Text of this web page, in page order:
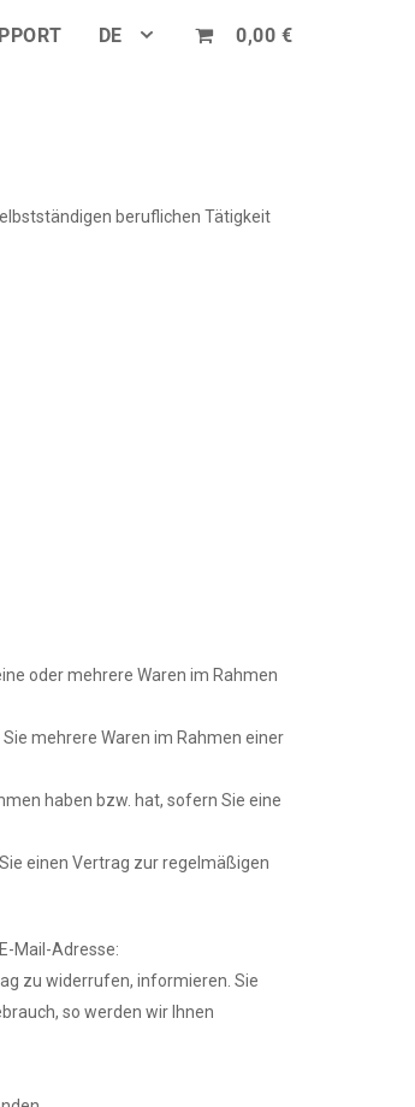
DE 0,00 €
beruflichen Tätigkeit
oder mehrere Waren im Rahmen
mehrere Waren im Rahmen einer
haben bzw. hat, sofern Sie eine
einen Vertrag zur regelmäßigen
Mail-Adresse:
zu widerrufen, informieren. Sie
so werden wir Ihnen